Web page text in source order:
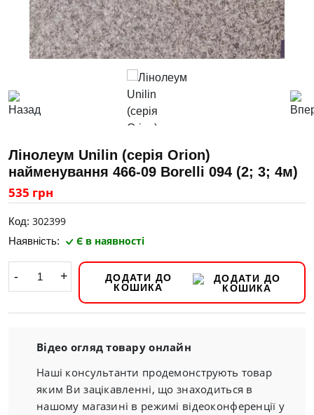
Лінолеум Unilin (серія Orion)
найменування 466-09 Borelli 094 (2; 3; 4м)
535 грн
Код: 302399
Наявність: Є в наявності
- +
ДОДАТИ ДО
КОШИКА
Відео огляд товару онлайн
Наші консультанти продемонструють товар
яким Ви зацікавленні, що знаходиться в
нашому магазині в режимі відеоконференції у